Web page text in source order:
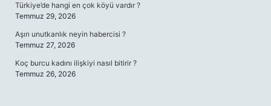
Türkiye’de hangi en çok köyü vardır ?
Temmuz 29, 2026
Aşırı unutkanlık neyin habercisi ?
Temmuz 27, 2026
Koç burcu kadını ilişkiyi nasıl bitirir ?
Temmuz 26, 2026